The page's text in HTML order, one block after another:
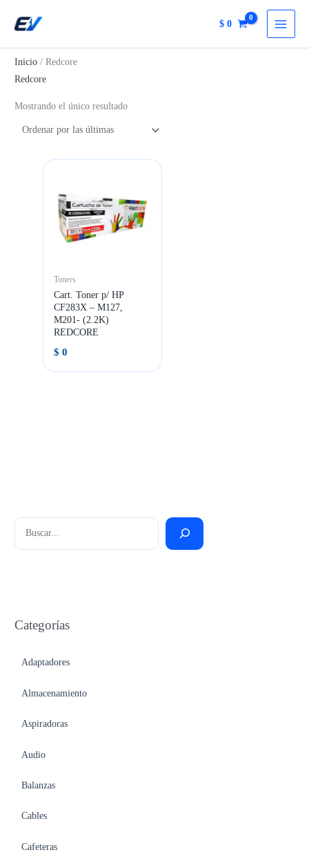
$ 0
Categorías
Adaptadores
Almacenamiento
Aspiradoras
Audio
Balanzas
Cables
Cafeteras
Inicio / Redcore
Redcore
Mostrando el único resultado
Toners
Cart. Toner p/ HP
CF283X – M127,
M201- (2.2K)
REDCORE
$ 0